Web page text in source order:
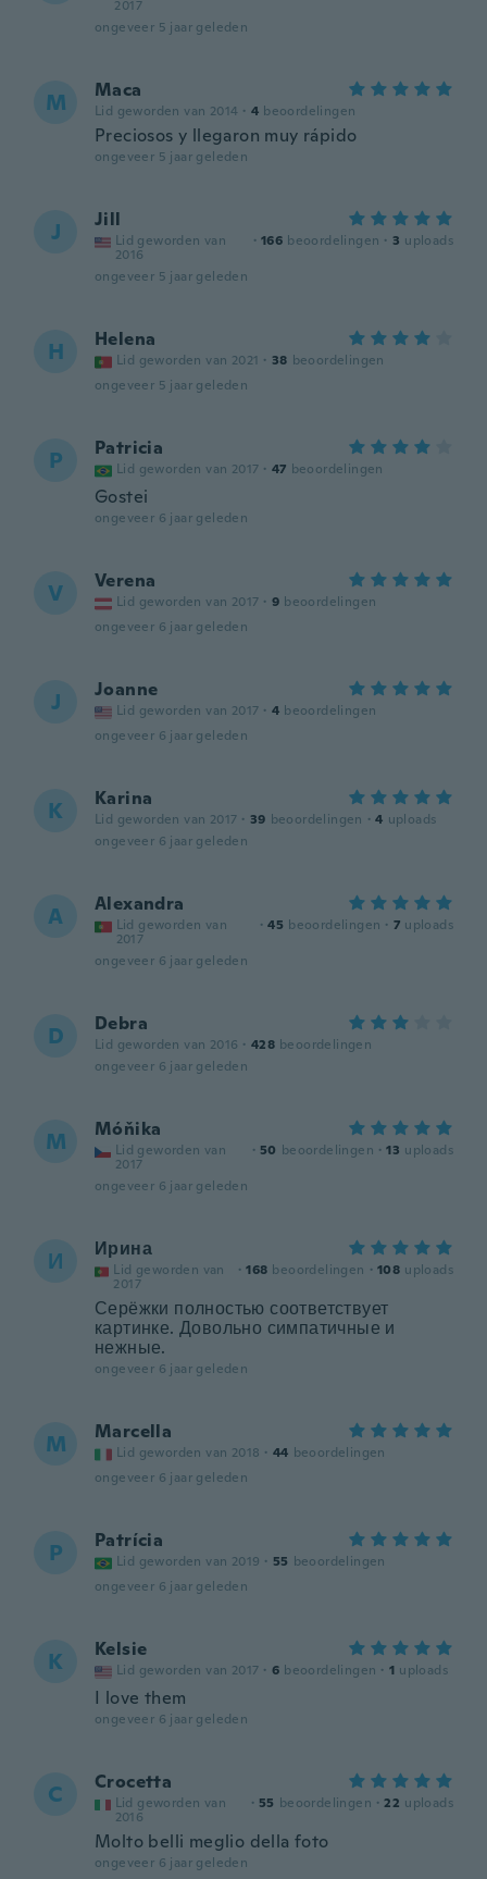
2017
ongeveer 5 jaar geleden
M Maca
Lid geworden van 2014 · 4 beoordelingen
Preciosos y llegaron muy rápido
ongeveer 5 jaar geleden
J Jill
Lid geworden van
2016
· 166 beoordelingen · 3 uploads
ongeveer 5 jaar geleden
H Helena
Lid geworden van 2021 · 38 beoordelingen
ongeveer 5 jaar geleden
P Patricia
Lid geworden van 2017 · 47 beoordelingen
Gostei
ongeveer 6 jaar geleden
V Verena
Lid geworden van 2017 · 9 beoordelingen
ongeveer 6 jaar geleden
J Joanne
Lid geworden van 2017 · 4 beoordelingen
ongeveer 6 jaar geleden
K Karina
Lid geworden van 2017 · 39 beoordelingen · 4 uploads
ongeveer 6 jaar geleden
A Alexandra
Lid geworden van
2017
· 45 beoordelingen · 7 uploads
ongeveer 6 jaar geleden
D Debra
Lid geworden van 2016 · 428 beoordelingen
ongeveer 6 jaar geleden
M Móňika
Lid geworden van
2017
· 50 beoordelingen · 13 uploads
ongeveer 6 jaar geleden
И Ирина
Lid geworden van
2017
· 168 beoordelingen · 108 uploads
Серёжки полностью соответствует
картинке. Довольно симпатичные и
нежные.
ongeveer 6 jaar geleden
M Marcella
Lid geworden van 2018 · 44 beoordelingen
ongeveer 6 jaar geleden
P Patrícia
Lid geworden van 2019 · 55 beoordelingen
ongeveer 6 jaar geleden
K Kelsie
Lid geworden van 2017 · 6 beoordelingen · 1 uploads
I love them
ongeveer 6 jaar geleden
C Crocetta
Lid geworden van
2016
· 55 beoordelingen · 22 uploads
Molto belli meglio della foto
ongeveer 6 jaar geleden